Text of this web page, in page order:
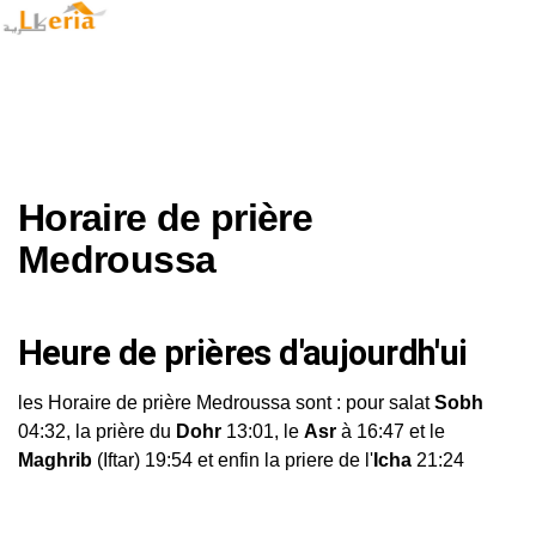
Horaire de prière
Medroussa
Heure de prières d'aujourdh'ui
les Horaire de prière Medroussa sont : pour salatSobh
04:32, la prière du Dohr 13:01, le Asr à 16:47 et le
Maghrib (Iftar) 19:54 et enfin la priere de l' Icha 21:24